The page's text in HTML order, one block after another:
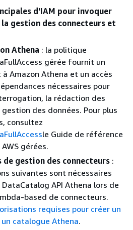
d'IAM pour invoquer
gestion des connecteurs et
Athena : la politique
gérée fournit un
Amazon Athena et un accès
nécessaires pour
la rédaction des
des données. Pour plus
consultez
le Guide de référence
gérées.
gestion des connecteurs :
suivantes sont nécessaires
API Athena lors de
based de connecteurs.
requises pour créer un
catalogue Athena.